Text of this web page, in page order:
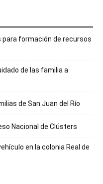
para formación de recursos
de las familia a
de San Juan del Río
Nacional de Clústers
en la colonia Real de